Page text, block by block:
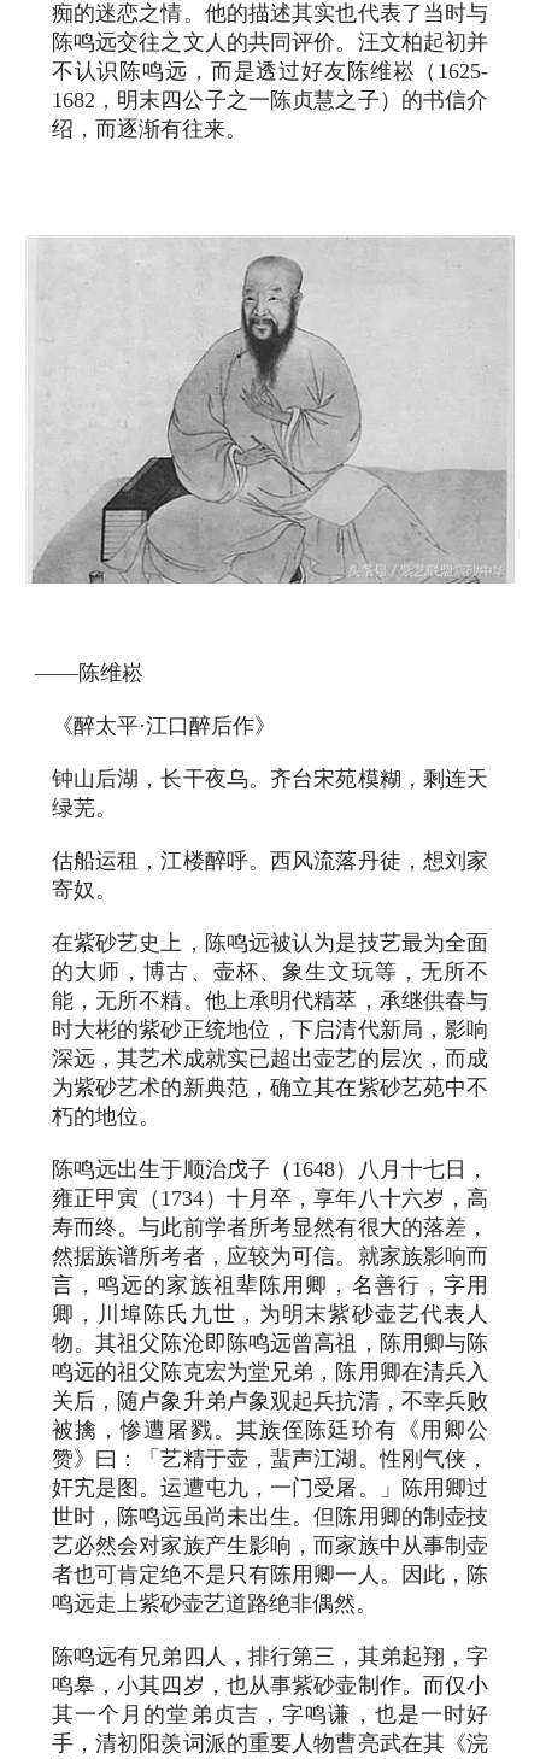
痴的迷恋之情。他的描述其实也代表了当时与
陈鸣远交往之文人的共同评价。汪文柏起初并
不认识陈鸣远，而是透过好友陈维崧（1625-
1682，明末四公子之一陈贞慧之子）的书信介
绍，而逐渐有往来。
——陈维崧
《醉太平·江口醉后作》
钟山后湖，长干夜乌。齐台宋苑模糊，剩连天
绿芜。
估船运租，江楼醉呼。西风流落丹徒，想刘家
寄奴。
在紫砂艺史上，陈鸣远被认为是技艺最为全面
的大师，博古、壶杯、象生文玩等，无所不
能，无所不精。他上承明代精萃，承继供春与
时大彬的紫砂正统地位，下启清代新局，影响
深远，其艺术成就实已超出壶艺的层次，而成
为紫砂艺术的新典范，确立其在紫砂艺苑中不
朽的地位。
陈鸣远出生于顺治戊子（1648）八月十七日，
雍正甲寅（1734）十月卒，享年八十六岁，高
寿而终。与此前学者所考显然有很大的落差，
然据族谱所考者，应较为可信。就家族影响而
言，鸣远的家族祖辈陈用卿，名善行，字用
卿，川埠陈氏九世，为明末紫砂壶艺代表人
物。其祖父陈沧即陈鸣远曾高祖，陈用卿与陈
鸣远的祖父陈克宏为堂兄弟，陈用卿在清兵入
关后，随卢象升弟卢象观起兵抗清，不幸兵败
被擒，惨遭屠戮。其族侄陈廷玠有《用卿公
赞》曰：「艺精于壶，蜚声江湖。性刚气侠，
奸宄是图。运遭屯九，一门受屠。」陈用卿过
世时，陈鸣远虽尚未出生。但陈用卿的制壶技
艺必然会对家族产生影响，而家族中从事制壶
者也可肯定绝不是只有陈用卿一人。因此，陈
鸣远走上紫砂壶艺道路绝非偶然。
陈鸣远有兄弟四人，排行第三，其弟起翔，字
鸣皋，小其四岁，也从事紫砂壶制作。而仅小
其一个月的堂弟贞吉，字鸣谦，也是一时好
手，清初阳羡词派的重要人物曹亮武在其《浣